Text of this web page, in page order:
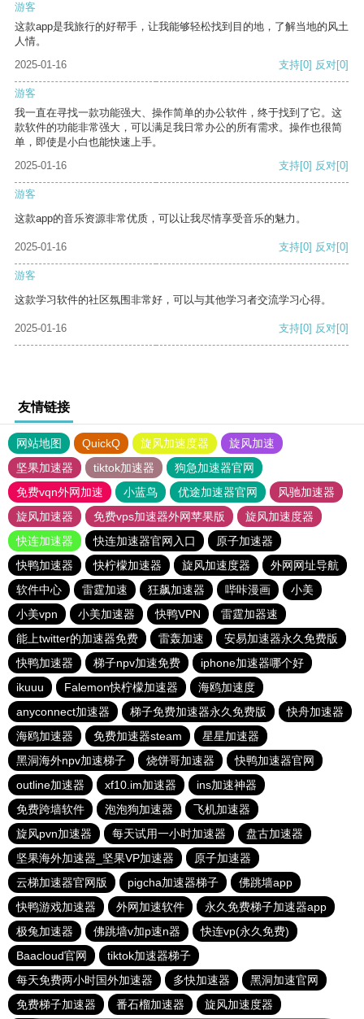
游客
这款app是我旅行的好帮手，让我能够轻松找到目的地，了解当地的风土
人情。
2025-01-16
支持[0] 反对[0]
游客
我一直在寻找一款功能强大、操作简单的办公软件，终于找到了它。这
款软件的功能非常强大，可以满足我日常办公的所有需求。操作也很简
单，即使是小白也能快速上手。
2025-01-16
支持[0] 反对[0]
游客
这款app的音乐资源非常优质，可以让我尽情享受音乐的魅力。
2025-01-16 支持[0] 反对[0]
游客
这款学习软件的社区氛围非常好，可以与其他学习者交流学习心得。
2025-01-16 支持[0] 反对[0]
友情链接
网站地图 QuickQ 旋风加速度器
旋风加速
坚果加速器
tiktok加速器
狗急加速器官网
免费vqn外网加速
小蓝鸟 优途加速器官网
风驰加速器
旋风加速器
免费vps加速器外网苹果版
旋风加速度器
快连加速器
快连加速器官网入口
原子加速器
快鸭加速器
快柠檬加速器 旋风加速度器
外网网址导航
软件中心
雷霆加速 狂飙加速器 哔咔漫画
小美
小美vpn
小美加速器 快鸭VPN
雷霆加器速
能上twitter的加速器免费
雷轰加速
安易加速器永久免费版
快鸭加速器
梯子npv加速免费
iphone加速器哪个好
ikuuu
Falemon快柠檬加速器
海鸥加速度
anyconnect加速器
梯子免费加速器永久免费版
快舟加速器
海鸥加速器
免费加速器steam
星星加速器
黑洞海外npv加速梯子
烧饼哥加速器
快鸭加速器官网
outline加速器
xf10.im加速器
ins加速神器
免费跨墙软件
泡泡狗加速器
飞机加速器
旋风pvn加速器
每天试用一小时加速器
盘古加速器
坚果海外加速器_坚果VP加速器
原子加速器
云梯加速器官网版
pigcha加速器梯子
佛跳墙app
快鸭游戏加速器
外网加速软件
永久免费梯子加速器app
极兔加速器
佛跳墙v加p速n器
快连vp(永久免费)
Baacloud官网
tiktok加速器梯子
每天免费两小时国外加速器
多快加速器
黑洞加速官网
免费梯子加速器
番石榴加速器 旋风加速度器